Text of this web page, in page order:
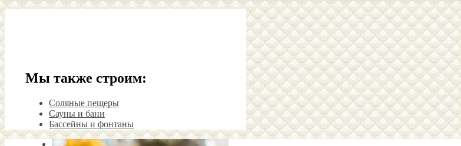
Мы также строим:
Соляные пещеры
Сауны и бани
Бассейны и фонтаны